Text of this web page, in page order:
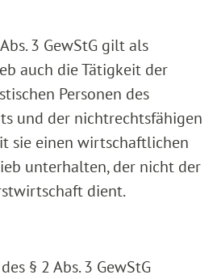
3 GewStG gilt als
auch die Tätigkeit der
Personen des
und der nichtrechtsfähigen
sie einen wirtschaftlichen
unterhalten, der nicht der
dient.
§ 2 Abs. 3 GewStG